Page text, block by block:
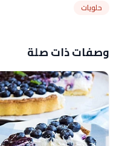
حلويات
وصفات ذات صلة